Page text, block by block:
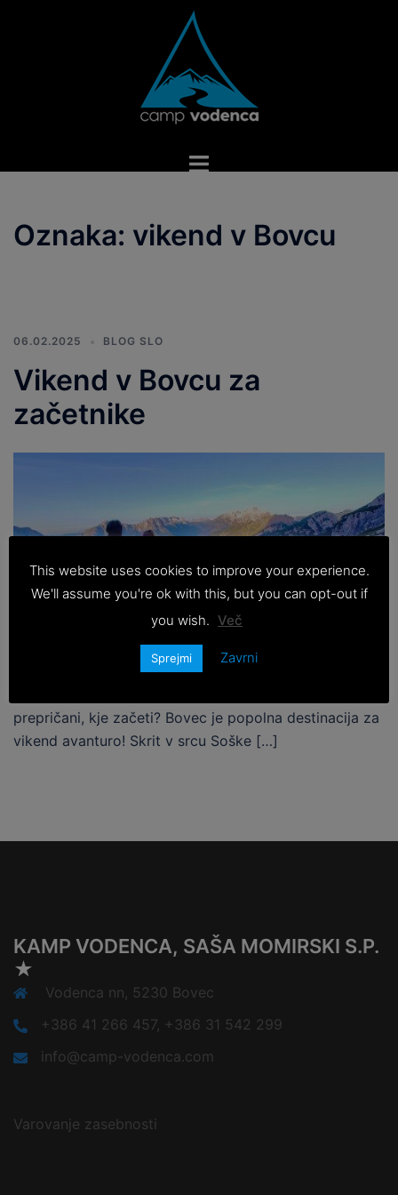
Toggle
Oznaka: vikend v Bovcu
06.02.2025 BLOG SLO
Vikend v Bovcu za
začetnike
prepričani, kje začeti? Bovec je popolna destinacija za
vikend avanturo! Skrit v srcu Soške […]
KAMP VODENCA, SAŠA MOMIRSKI S.P.
★
Vodenca nn, 5230 Bovec
+386 41 266 457, +386 31 542 299
info@camp-vodenca.com
Varovanje zasebnosti
This website uses cookies to improve your experience.
We'll assume you're ok with this, but you can opt-out if
you wish. Več
Sprejmi Zavrni